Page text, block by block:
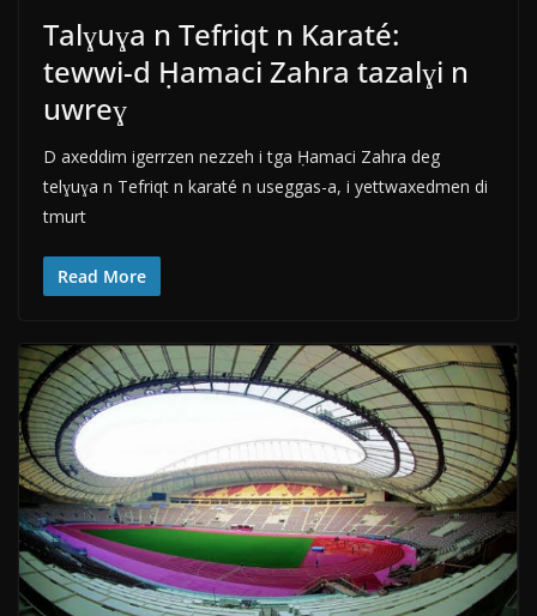
Talɣuɣa n Tefriqt n Karaté:
tewwi-d Ḥamaci Zahra tazalɣi n
uwreɣ
D axeddim igerrzen nezzeh i tga Ḥamaci Zahra deg
telɣuɣa n Tefriqt n karaté n useggas-a, i yettwaxedmen di
tmurt
Read More